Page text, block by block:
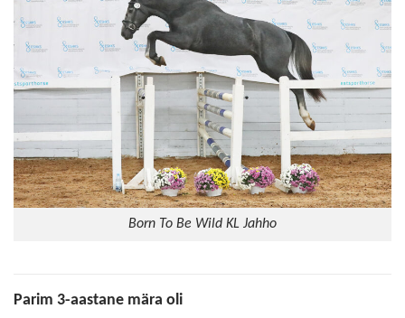
Born To Be Wild KL Jahho
Parim 3-aastane mära oli